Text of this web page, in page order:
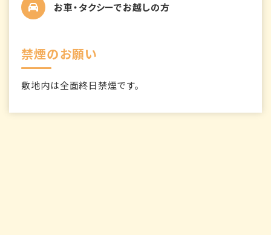
お車・タクシーでお越しの方
禁煙のお願い
敷地内は全面終日禁煙です。